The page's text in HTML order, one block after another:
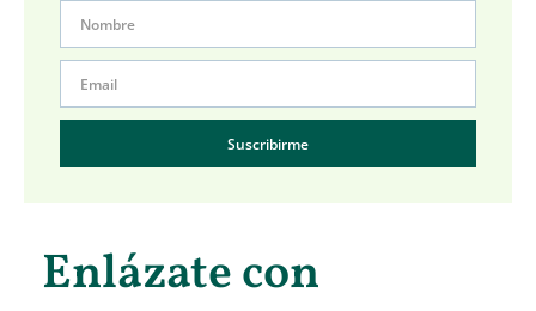
Suscribirme
Enlázate con